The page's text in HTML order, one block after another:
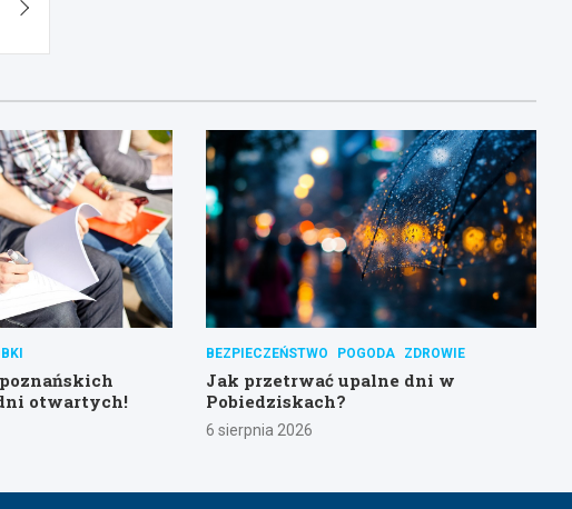
otwartych!
BEZPIECZEŃSTWO POGODA ZDROWIE
Jak przetrwać upalne dni w
Pobiedziskach?
6 sierpnia 2026